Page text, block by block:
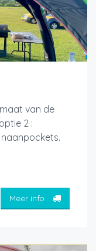
van de
2 :
Meer info